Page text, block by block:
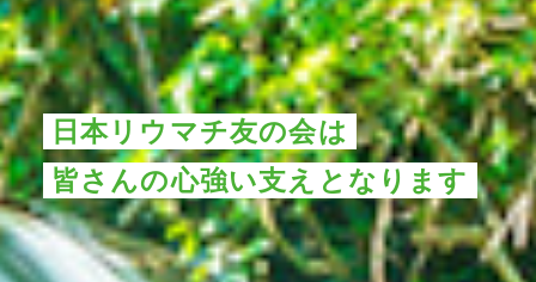
日本リウマチ友の会は
皆さんの心強い支えとなります